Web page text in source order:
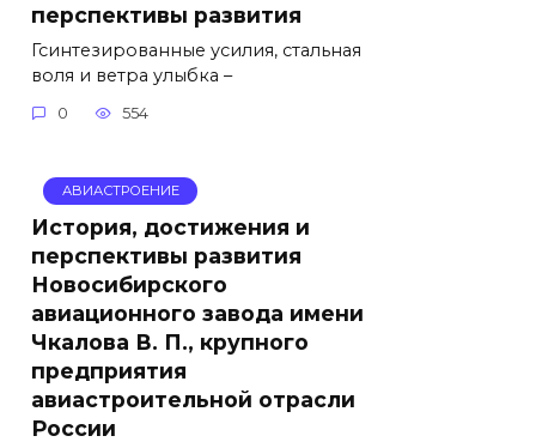
перспективы развития
Гсинтезированные усилия, стальная
воля и ветра улыбка –
0 554
АВИАСТРОЕНИЕ
История, достижения и
перспективы развития
Новосибирского
авиационного завода имени
Чкалова В. П., крупного
предприятия
авиастроительной отрасли
России